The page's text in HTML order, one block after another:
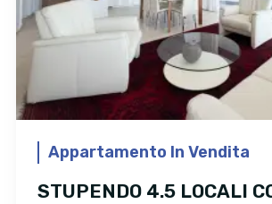
Appartamento In Vendita
STUPENDO 4.5 LOCALI